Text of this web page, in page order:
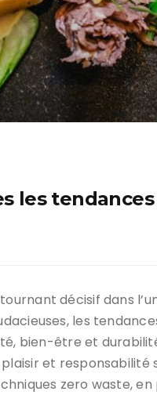
les
décisif dans
les
bien-être et
et responsabilité
zero waste,